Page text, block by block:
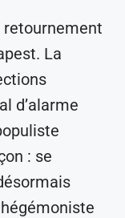
retournement
La
d’alarme
: se